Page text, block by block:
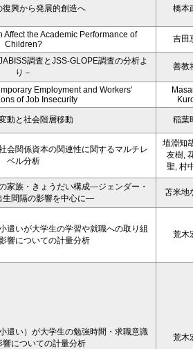
復興から発展的創造へ 橋本
Affect the Academic Performance of
Children?
吉田
調査とJSS-GLOPE調査の分析よ
り－
善教
Employment and Workers'
of Job Insecurity
動と社会階層移動 稲葉
会関係資本の関連性に関するマルチレ
ベル分析
埴淵知
友樹,
聖, 村
家族・きょうだい構成―ジェンダー・
生間隔の影響を中心に―
苫米地
遣いが大学生の学習や就職への取り組
響についての計量分析
荒木
遣い）が大学生の勉強時間・求職意識
響についての計量分析
荒木